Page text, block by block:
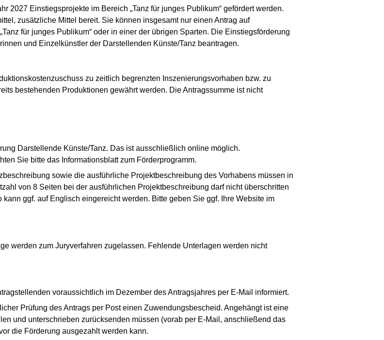
2027 Einstiegsprojekte im Bereich „Tanz für junges Publikum“ gefördert werden.
zusätzliche Mittel bereit. Sie können insgesamt nur einen Antrag auf
für junges Publikum“ oder in einer der übrigen Sparten. Die Einstiegsförderung
und Einzelkünstler der Darstellenden Künste/Tanz beantragen.
zu zeitlich begrenzten Inszenierungsvorhaben bzw. zu
bestehenden Produktionen gewährt werden. Die Antragssumme ist nicht
Darstellende Künste/Tanz. Das ist ausschließlich online möglich.
Sie bitte das Informationsblatt zum Förderprogramm.
sowie die ausführliche Projektbeschreibung des Vorhabens müssen in
von 8 Seiten bei der ausführlichen Projektbeschreibung darf nicht überschritten
ggf. auf Englisch eingereicht werden. Bitte geben Sie ggf. Ihre Website im
werden zum Juryverfahren zugelassen. Fehlende Unterlagen werden nicht
voraussichtlich im Dezember des Antragsjahres per E-Mail informiert.
Prüfung des Antrags per Post einen Zuwendungsbescheid. Angehängt ist eine
und unterschrieben zurücksenden müssen (vorab per E-Mail, anschließend das
die Förderung ausgezahlt werden kann.